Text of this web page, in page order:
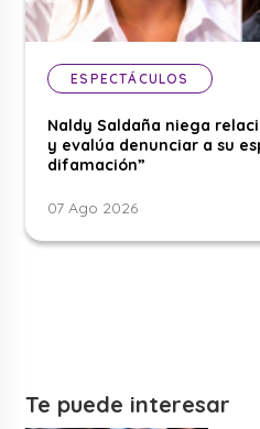
ESPECTÁCULOS
Naldy Saldaña niega
y evalúa denunciar a su
difamación”
07 Ago 2026
Te puede interesar